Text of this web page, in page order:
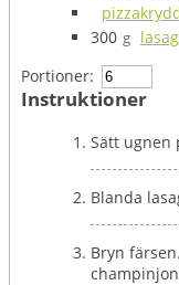
300 g
Portioner:
Instruktioner
Sätt ugnen
Blanda
Bryn